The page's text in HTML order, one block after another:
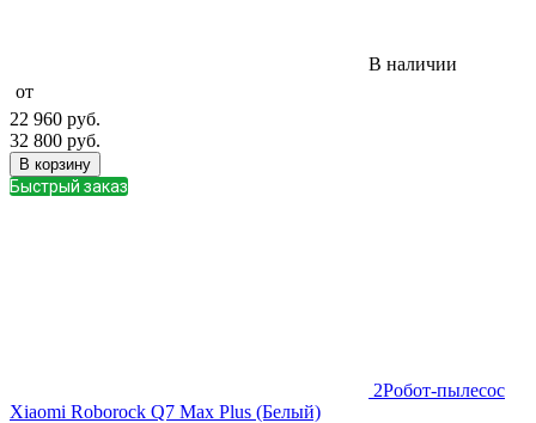
В наличии
от
22 960 руб.
32 800 руб.
В корзину
Быстрый заказ
2Робот-пылесос
Xiaomi Roborock Q7 Max Plus (Белый)